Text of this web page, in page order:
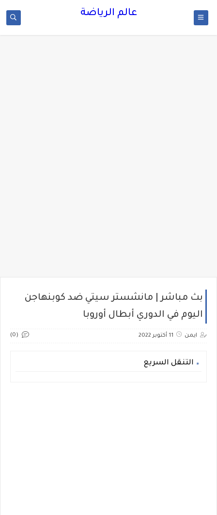
عالم الرياضة
بث مباشر | مانشستر سيتي ضد كوبنهاجن
اليوم في الدوري أبطال أوروبا
ايمن 11 أكتوبر 2022 (0)
التنقل السريع